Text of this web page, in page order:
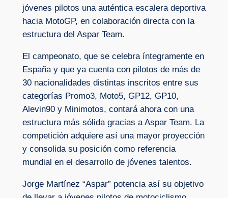
jóvenes pilotos una auténtica escalera deportiva
hacia MotoGP, en colaboración directa con la
estructura del Aspar Team.
El campeonato, que se celebra íntegramente en
España y que ya cuenta con pilotos de más de
30 nacionalidades distintas inscritos entre sus
categorías Promo3, Moto5, GP12, GP10,
Alevin90 y Minimotos, contará ahora con una
estructura más sólida gracias a Aspar Team. La
competición adquiere así una mayor proyección
y consolida su posición como referencia
mundial en el desarrollo de jóvenes talentos.
Jorge Martínez “Aspar” potencia así su objetivo